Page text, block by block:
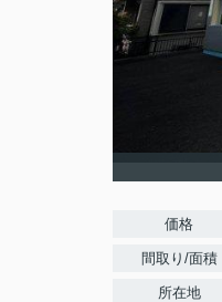
価格
間取り/面積
所在地